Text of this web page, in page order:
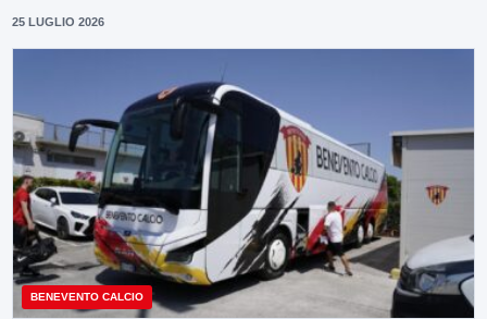
25 LUGLIO 2026
BENEVENTO CALCIO